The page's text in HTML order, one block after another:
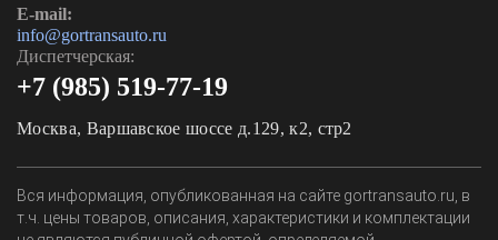
E-mail:
info@gortransauto.ru
Диспетчерская:
+7 (985) 519-77-19
Москва, Варшавское шоссе д.129, к2, стр2
Вся информация, опубликованная на сайте gortransauto.ru, в
т.ч. цены товаров, описания, характеристики и комплектации